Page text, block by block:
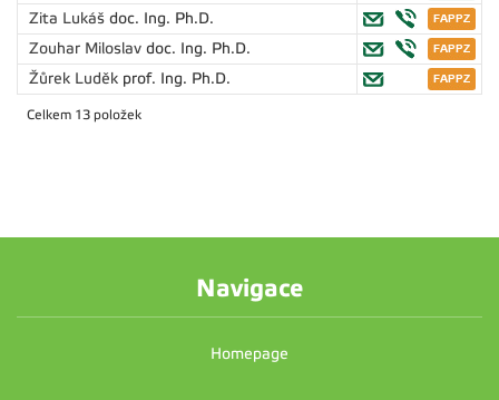
Zita Lukáš doc. Ing. Ph.D.
Zouhar Miloslav doc. Ing. Ph.D.
Žůrek Luděk prof. Ing. Ph.D.
Celkem 13 položek
Navigace
Homepage